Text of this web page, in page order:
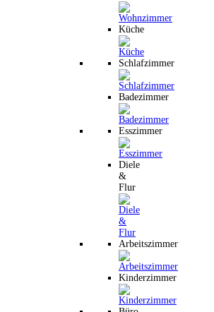
Küche
Schlafzimmer
Badezimmer
Esszimmer
Diele
&
Flur
Arbeitszimmer
Kinderzimmer